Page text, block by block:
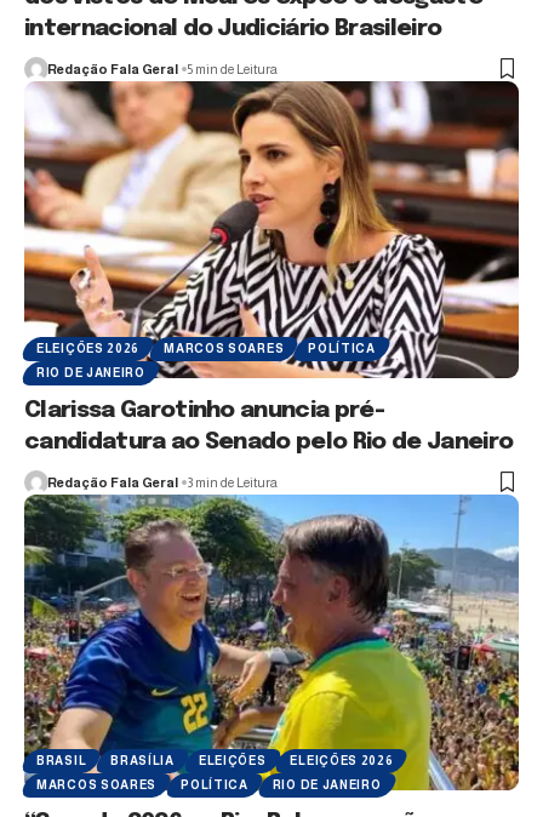
internacional do Judiciário Brasileiro
Redação Fala Geral 5 min de Leitura
ELEIÇÕES 2026 MARCOS SOARES
POLÍTICA
RIO DE JANEIRO
Clarissa Garotinho anuncia pré-
candidatura ao Senado pelo Rio de Janeiro
Redação Fala Geral 3 min de Leitura
BRASIL BRASÍLIA ELEIÇÕES
ELEIÇÕES 2026
MARCOS SOARES
POLÍTICA RIO DE JANEIRO